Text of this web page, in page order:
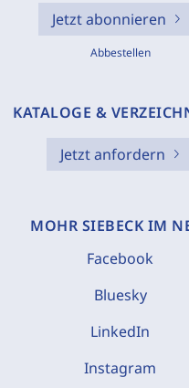
Jetzt abonnieren
Abbestellen
KATALOGE &
Jetzt anfordern
MOHR SIEBECK IM
Facebook
Bluesky
LinkedIn
Instagram